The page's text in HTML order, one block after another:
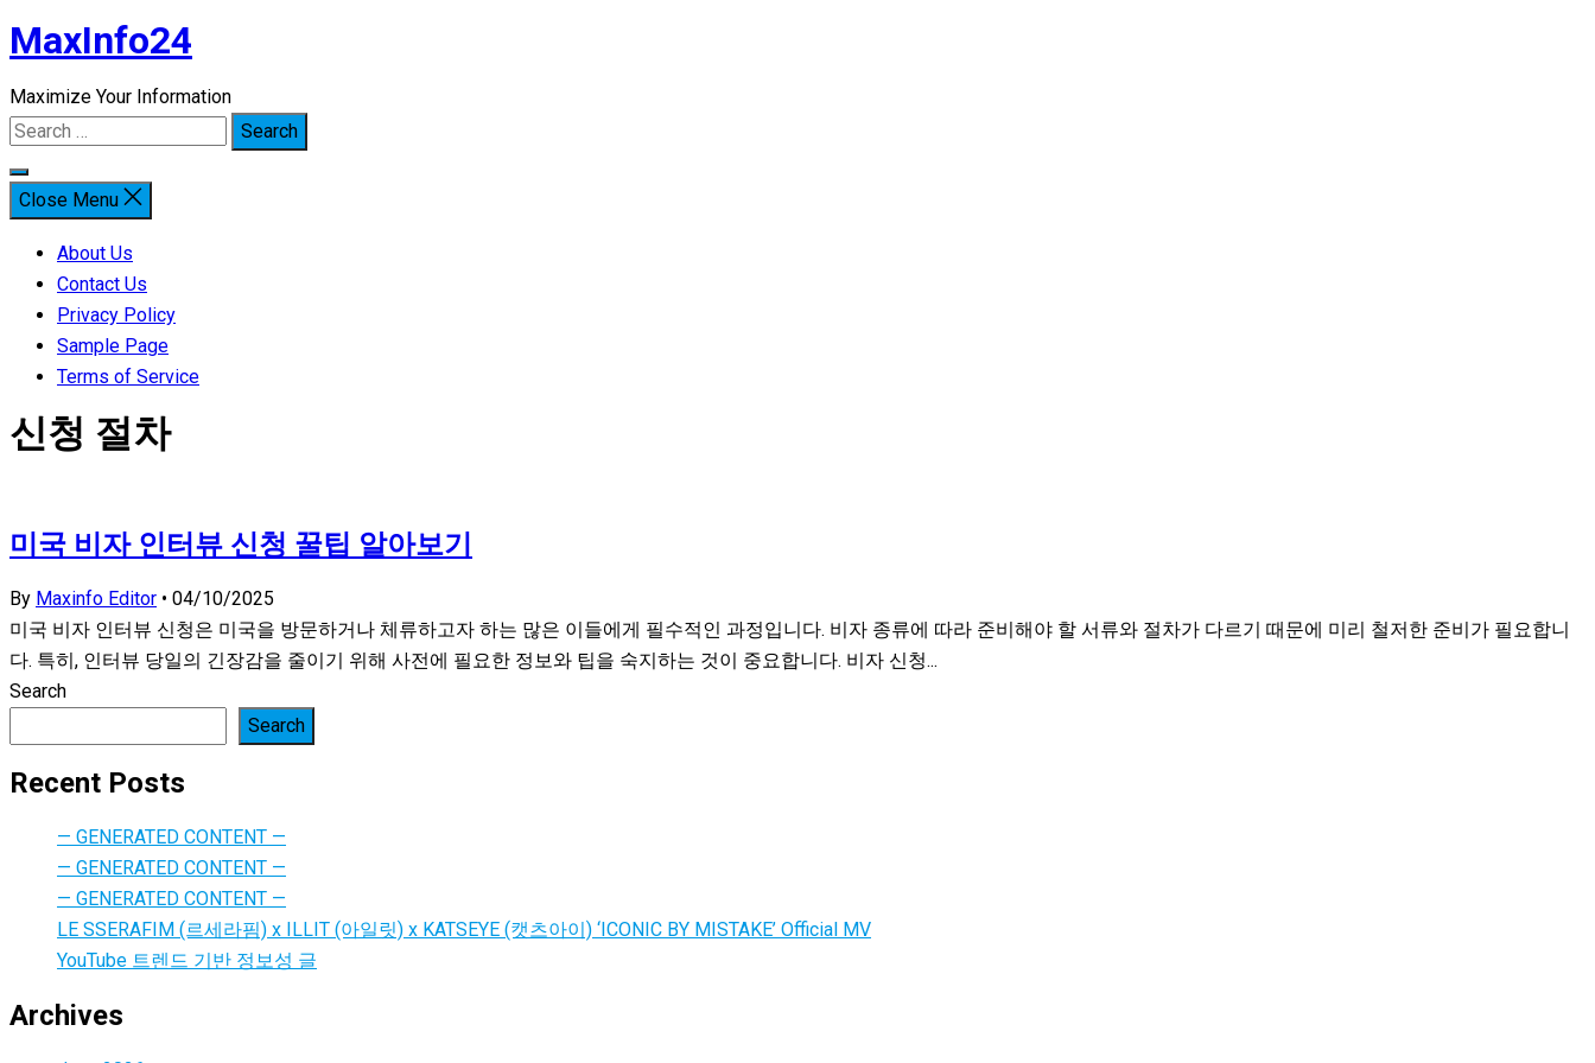
Skip
content
MaxInfo24
Maximize Your Information
Search
Close Menu
About Us
Contact Us
Privacy Policy
Sample Page
Terms of Service
신청 절차
미국 비자 인터뷰 신청 꿀팁 알아보기
By Maxinfo Editor • 04/10/2025
미국 비자 인터뷰 신청은 미국을 방문하거나 체류하고자 하는 많은 이들에게 필수적인 과정입니다. 비자 종류에 따라 준비해야 할 서류와 절차가 다르기 때문에 미리 철저한 준비가 필요합니
다. 특히, 인터뷰 당일의 긴장감을 줄이기 위해 사전에 필요한 정보와 팁을 숙지하는 것이 중요합니다. 비자 신청...
Search
Search
Recent Posts
— GENERATED CONTENT —
— GENERATED CONTENT —
— GENERATED CONTENT —
LE SSERAFIM (르세라핌) x ILLIT (아일릿) x KATSEYE (캣츠아이) ‘ICONIC BY MISTAKE’ Official MV
YouTube 트렌드 기반 정보성 글
Archives